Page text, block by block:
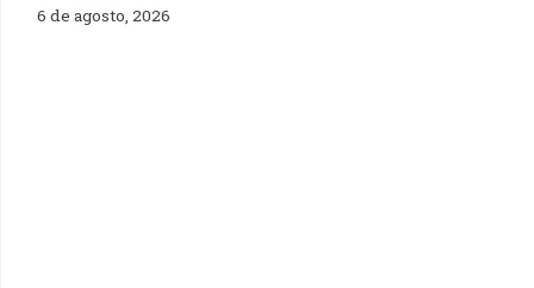
6 de agosto, 2026